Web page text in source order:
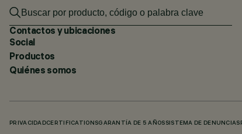
Contactos y ubicaciones
Social
Productos
Quiénes somos
PRIVACIDADCERTIFICATIONSGARANTÍA DE 5 AÑOS SISTEMA DE DENUNCIAS